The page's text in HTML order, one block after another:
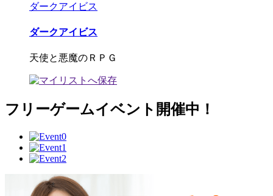
ダークアイビス
ダークアイビス
天使と悪魔のＲＰＧ
フリーゲームイベント開催中！